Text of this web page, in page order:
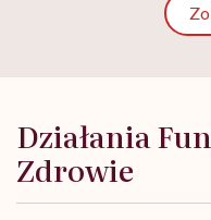
Działania
Zdrowie